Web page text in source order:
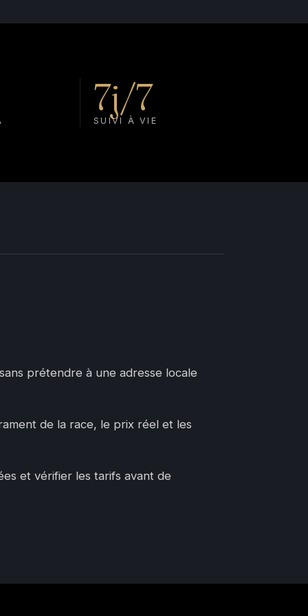
7j/7
SUIVI À VIE
prétendre à une adresse locale
de la race, le prix réel et les
et vérifier les tarifs avant de